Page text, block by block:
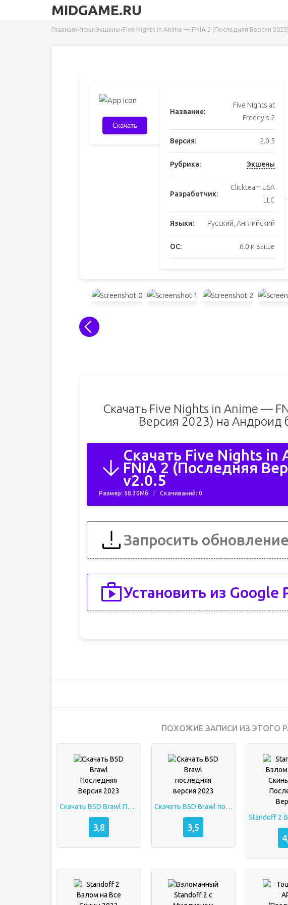
MIDGAME.RU
Главная›Игры›Экшены›Five Nights in Anime — FNIA 2 (Последняя Версия 2023)
Скачать
Название:
Five Nights at
Freddy's 2
Версия: 2.0.5
Рубрика: Экшены
Разработчик:
Clickteam USA
LLC
Языки: Русский, Английский
ОС: 6.0 и выше
Скачать Five Nights in Anime —
Версия 2023) на Андроид
Скачать Five Nights
FNIA 2 (Последняя
v2.0.5
Размер: 58.30Мб Скачиваний: 0
Запросить обновление
Установить из Google
ПОХОЖИЕ ЗАПИСИ ИЗ ЭТОГО
Скачать BSD Brawl Последняя Версия 2023
3,8
Скачать BSD Brawl последняя версия 2023
3,5